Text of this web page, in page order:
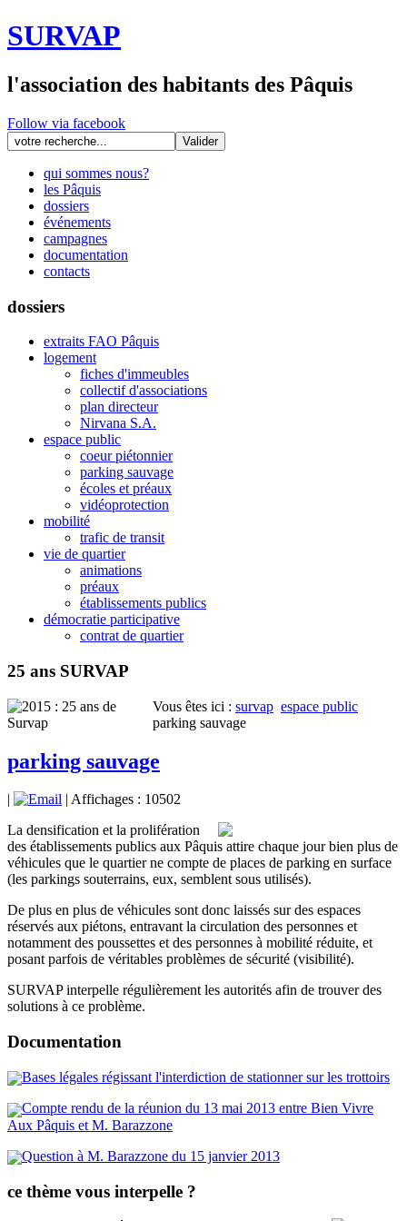
SURVAP
l'association des habitants des Pâquis
Follow via facebook
qui sommes nous?
les Pâquis
dossiers
événements
campagnes
documentation
contacts
dossiers
extraits FAO Pâquis
logement
fiches d'immeubles
collectif d'associations
plan directeur
Nirvana S.A.
espace public
coeur piétonnier
parking sauvage
écoles et préaux
vidéoprotection
mobilité
trafic de transit
vie de quartier
animations
préaux
établissements publics
démocratie participative
contrat de quartier
25 ans SURVAP
Vous êtes ici : survap espace public
parking sauvage
parking sauvage
| Affichages : 10502
La densification et la prolifération
des établissements publics aux Pâquis attire chaque jour bien plus de
véhicules que le quartier ne compte de places de parking en surface
(les parkings souterrains, eux, semblent sous utilisés).
De plus en plus de véhicules sont donc laissés sur des espaces
réservés aux piétons, entravant la circulation des personnes et
notamment des poussettes et des personnes à mobilité réduite, et
posant parfois de véritables problèmes de sécurité (visibilité).
SURVAP interpelle régulièrement les autorités afin de trouver des
solutions à ce problème.
Documentation
Bases légales régissant l'interdiction de stationner sur les trottoirs
Compte rendu de la réunion du 13 mai 2013 entre Bien Vivre
Aux Pâquis et M. Barazzone
Question à M. Barazzone du 15 janvier 2013
ce thème vous interpelle ?